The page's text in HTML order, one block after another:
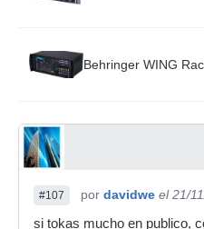
Behringer WING
#107 por davidwe el 21/
si tokas mucho en publico,